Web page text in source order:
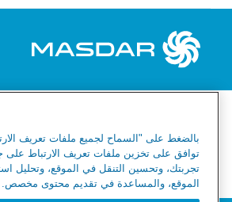
الطاقة المتجددة الهيدروجين
خط المساعدة للأخلاقيات والامتثال
بالضغط على "السماح لجميع ملفات تعريف
توافق على تخزين ملفات تعريف الارتباط على
تجربتك، وتحسين التنقل في الموقع، وتحليل
الموقع، والمساعدة في تقديم محتوى مخصص.